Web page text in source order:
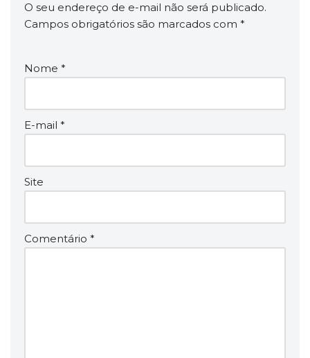
O seu endereço de e-mail não será publicado.
Campos obrigatórios são marcados com *
Nome *
E-mail *
Site
Comentário *